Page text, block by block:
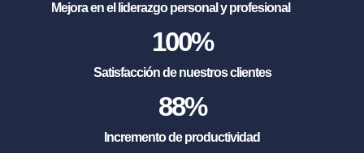
Mejora en el liderazgo personal y profesional
100%
Satisfacción de nuestros clientes
88%
Incremento de productividad